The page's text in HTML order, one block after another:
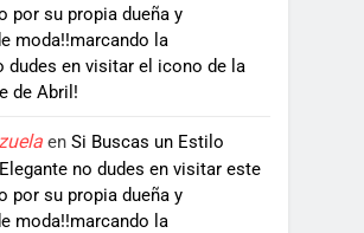
por su propia dueña y
moda!!marcando la
dudes en visitar el icono de la
de Abril!
enSi Buscas un Estilo
no dudes en visitar este
por su propia dueña y
moda!!marcando la